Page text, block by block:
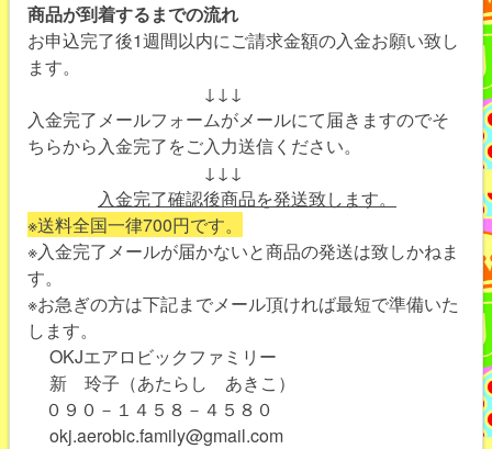
商品が到着するまでの流れ
お申込完了後1週間以内にご請求金額の入金お願い致し
ます。
↓↓↓
入金完了メールフォームがメールにて届きますのでそ
ちらから入金完了をご入力送信ください。
↓↓↓
入金完了確認後商品を発送致します。
※送料全国一律700円です。
※入金完了メールが届かないと商品の発送は致しかねま
す。
※お急ぎの方は下記までメール頂ければ最短で準備いた
します。
OKJエアロビックファミリー
新 玲子（あたらし あきこ）
０９０－１４５８－４５８０
okj.aerobic.family@gmail.com